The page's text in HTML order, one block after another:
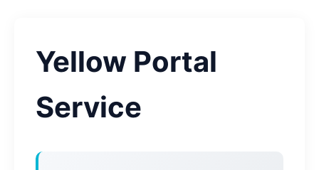
Yellow Portal
Service